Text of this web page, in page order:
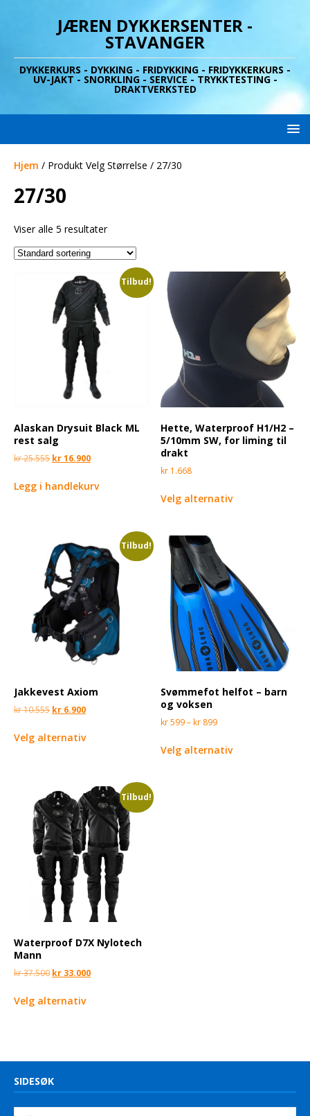
JÆREN DYKKERSENTER -
STAVANGER
DYKKERKURS - DYKKING - FRIDYKKING - FRIDYKKERKURS -
UV-JAKT - SNORKLING - SERVICE - TRYKKTESTING -
DRAKTVERKSTED
Hjem / Produkt Velg Størrelse / 27/30
27/30
Viser alle 5 resultater
Tilbud!
Alaskan Drysuit Black ML
rest salg
kr25.555 kr16.900
Legg i handlekurv
Hette, Waterproof H1/H2 –
5/10mm SW, for liming til
drakt
kr 1.668
Velg alternativ
Tilbud!
Jakkevest Axiom
kr10.555 kr 6.900
Velg alternativ
Svømmefot helfot – barn
og voksen
kr599– kr 899
Velg alternativ
Tilbud!
Waterproof D7X Nylotech
Mann
kr37.500 kr 33.000
Velg alternativ
SIDESØK